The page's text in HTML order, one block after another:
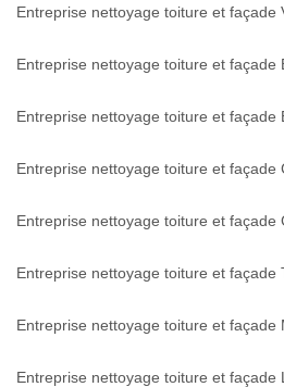
Entreprise nettoyage toiture et façade
Entreprise nettoyage toiture et façade
Entreprise nettoyage toiture et façade
Entreprise nettoyage toiture et façade
Entreprise nettoyage toiture et façade
Entreprise nettoyage toiture et façade
Entreprise nettoyage toiture et façade
Entreprise nettoyage toiture et façade